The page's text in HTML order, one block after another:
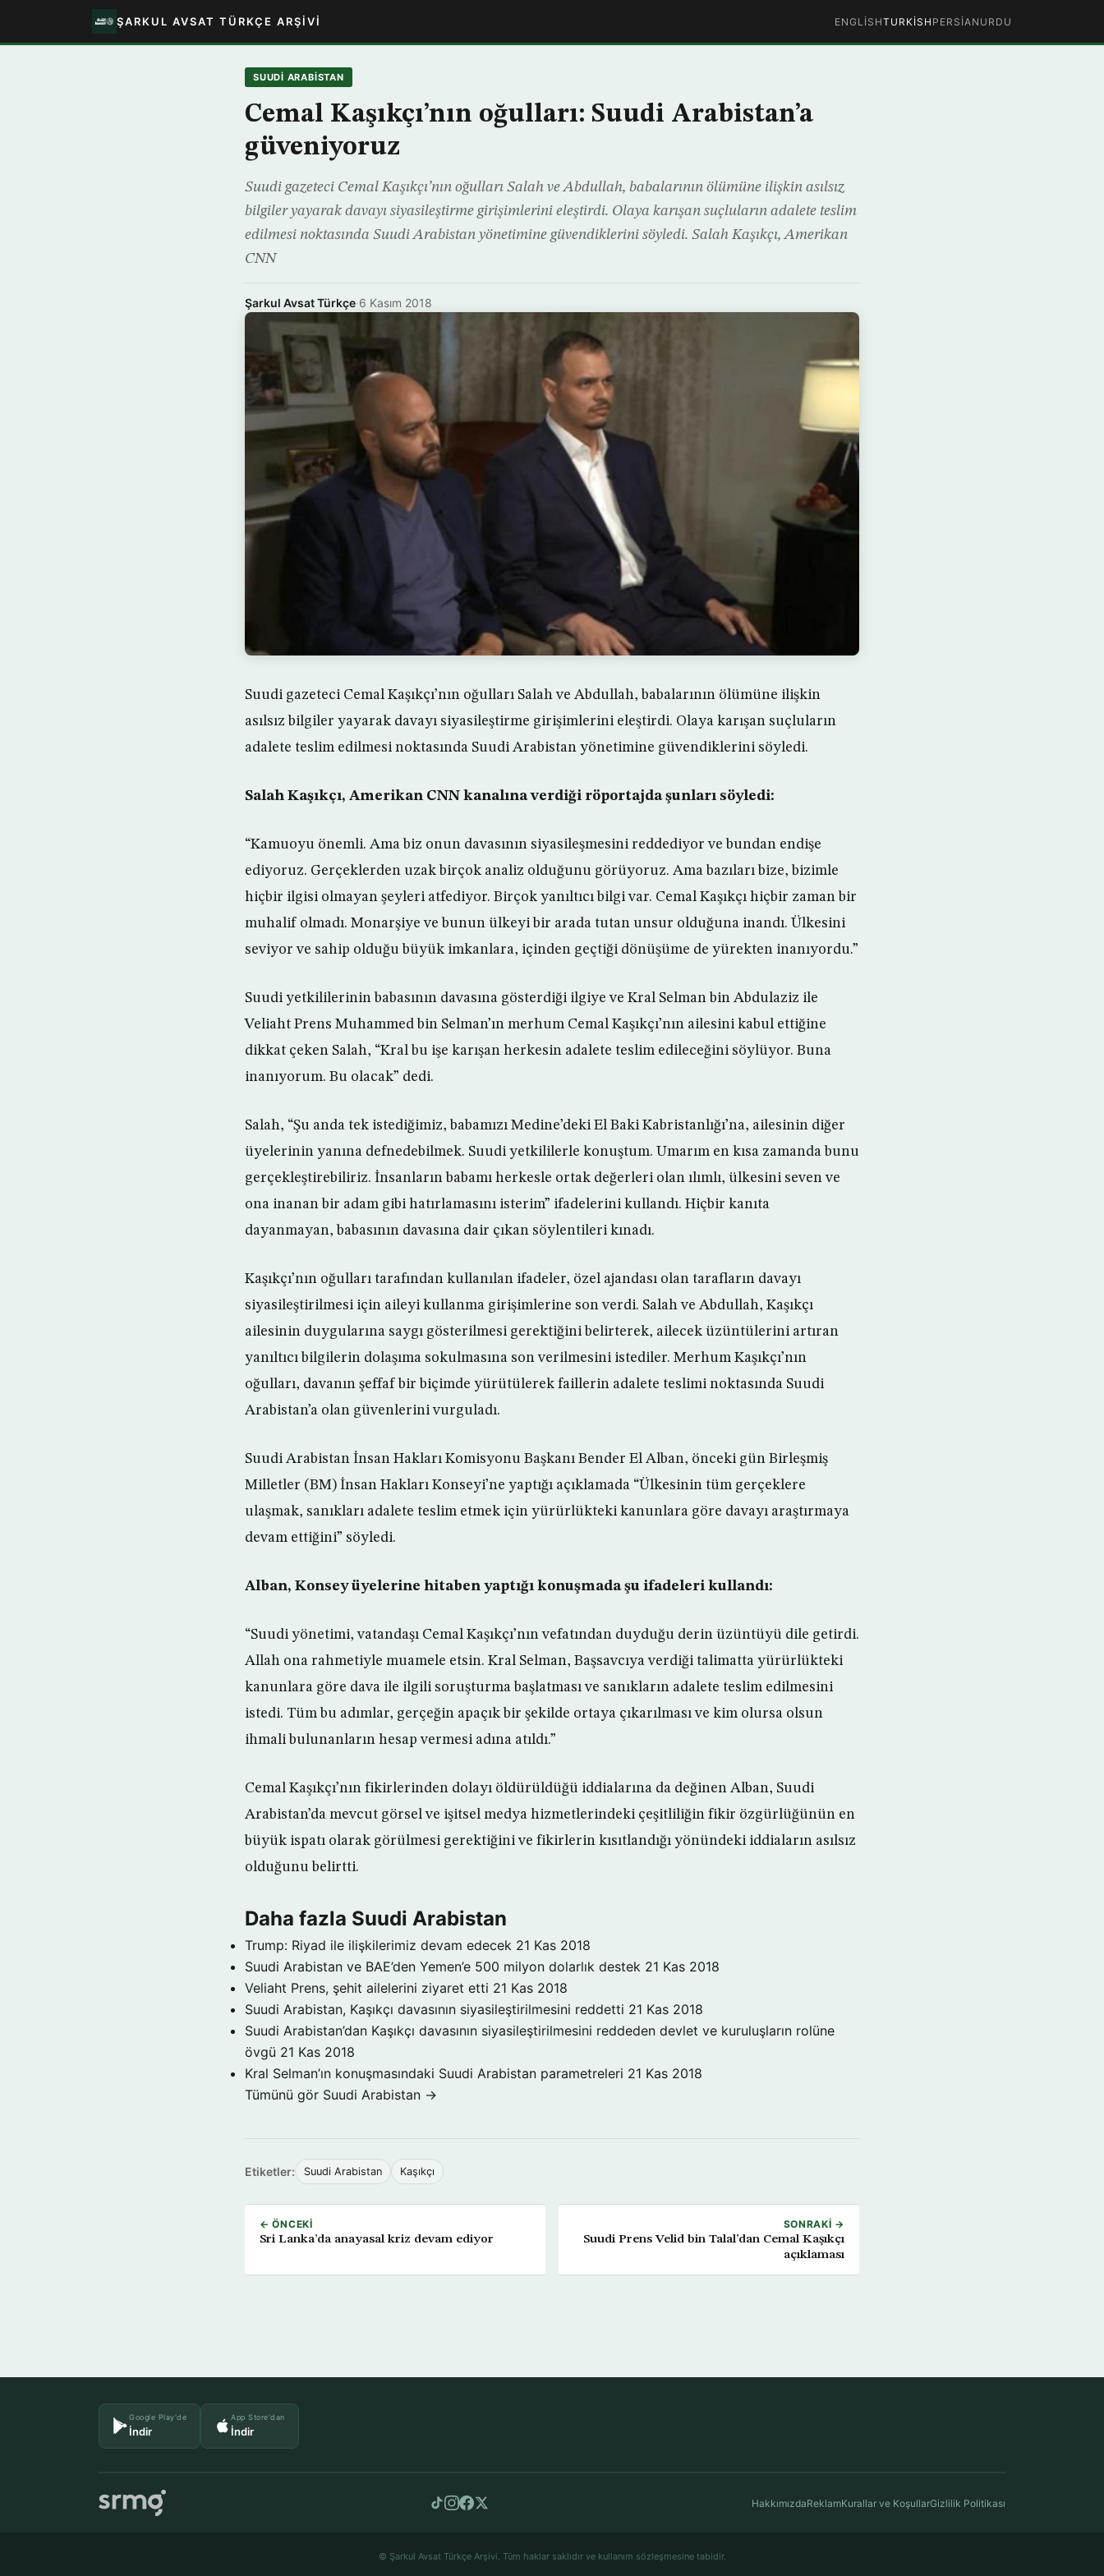
ŞARKUL AVSAT TÜRKÇE ARŞIVI ENGLISHTURKISH PERSIAN URDU
SUUDI ARABISTAN
Cemal Kaşıkçı’nın oğulları: Suudi Arabistan’a
güveniyoruz
Suudi gazeteci Cemal Kaşıkçı’nın oğulları Salah ve Abdullah, babalarının ölümüne ilişkin asılsız
bilgiler yayarak davayı siyasileştirme girişimlerini eleştirdi. Olaya karışan suçluların adalete teslim
edilmesi noktasında Suudi Arabistan yönetimine güvendiklerini söyledi. Salah Kaşıkçı, Amerikan
CNN
Şarkul Avsat Türkçe·6 Kasım 2018
Suudi gazeteci Cemal Kaşıkçı’nın oğulları Salah ve Abdullah, babalarının ölümüne ilişkin
asılsız bilgiler yayarak davayı siyasileştirme girişimlerini eleştirdi. Olaya karışan suçluların
adalete teslim edilmesi noktasında Suudi Arabistan yönetimine güvendiklerini söyledi.
Salah Kaşıkçı, Amerikan CNN kanalına verdiği röportajda şunları söyledi:
“Kamuoyu önemli. Ama biz onun davasının siyasileşmesini reddediyor ve bundan endişe
ediyoruz. Gerçeklerden uzak birçok analiz olduğunu görüyoruz. Ama bazıları bize, bizimle
hiçbir ilgisi olmayan şeyleri atfediyor. Birçok yanıltıcı bilgi var. Cemal Kaşıkçı hiçbir zaman bir
muhalif olmadı. Monarşiye ve bunun ülkeyi bir arada tutan unsur olduğuna inandı. Ülkesini
seviyor ve sahip olduğu büyük imkanlara, içinden geçtiği dönüşüme de yürekten inanıyordu.”
Suudi yetkililerinin babasının davasına gösterdiği ilgiye ve Kral Selman bin Abdulaziz ile
Veliaht Prens Muhammed bin Selman’ın merhum Cemal Kaşıkçı’nın ailesini kabul ettiğine
dikkat çeken Salah, “Kral bu işe karışan herkesin adalete teslim edileceğini söylüyor. Buna
inanıyorum. Bu olacak” dedi.
Salah, “Şu anda tek istediğimiz, babamızı Medine’deki El Baki Kabristanlığı’na, ailesinin diğer
üyelerinin yanına defnedebilmek. Suudi yetkililerle konuştum. Umarım en kısa zamanda bunu
gerçekleştirebiliriz. İnsanların babamı herkesle ortak değerleri olan ılımlı, ülkesini seven ve
ona inanan bir adam gibi hatırlamasını isterim” ifadelerini kullandı. Hiçbir kanıta
dayanmayan, babasının davasına dair çıkan söylentileri kınadı.
Kaşıkçı’nın oğulları tarafından kullanılan ifadeler, özel ajandası olan tarafların davayı
siyasileştirilmesi için aileyi kullanma girişimlerine son verdi. Salah ve Abdullah, Kaşıkçı
ailesinin duygularına saygı gösterilmesi gerektiğini belirterek, ailecek üzüntülerini artıran
yanıltıcı bilgilerin dolaşıma sokulmasına son verilmesini istediler. Merhum Kaşıkçı’nın
oğulları, davanın şeffaf bir biçimde yürütülerek faillerin adalete teslimi noktasında Suudi
Arabistan’a olan güvenlerini vurguladı.
Suudi Arabistan İnsan Hakları Komisyonu Başkanı Bender El Alban, önceki gün Birleşmiş
Milletler (BM) İnsan Hakları Konseyi’ne yaptığı açıklamada “Ülkesinin tüm gerçeklere
ulaşmak, sanıkları adalete teslim etmek için yürürlükteki kanunlara göre davayı araştırmaya
devam ettiğini” söyledi.
Alban, Konsey üyelerine hitaben yaptığı konuşmada şu ifadeleri kullandı:
“Suudi yönetimi, vatandaşı Cemal Kaşıkçı’nın vefatından duyduğu derin üzüntüyü dile getirdi.
Allah ona rahmetiyle muamele etsin. Kral Selman, Başsavcıya verdiği talimatta yürürlükteki
kanunlara göre dava ile ilgili soruşturma başlatması ve sanıkların adalete teslim edilmesini
istedi. Tüm bu adımlar, gerçeğin apaçık bir şekilde ortaya çıkarılması ve kim olursa olsun
ihmali bulunanların hesap vermesi adına atıldı.”
Cemal Kaşıkçı’nın fikirlerinden dolayı öldürüldüğü iddialarına da değinen Alban, Suudi
Arabistan’da mevcut görsel ve işitsel medya hizmetlerindeki çeşitliliğin fikir özgürlüğünün en
büyük ispatı olarak görülmesi gerektiğini ve fikirlerin kısıtlandığı yönündeki iddiaların asılsız
olduğunu belirtti.
Daha fazla Suudi Arabistan
Trump: Riyad ile ilişkilerimiz devam edecek 21 Kas 2018
Suudi Arabistan ve BAE’den Yemen’e 500 milyon dolarlık destek 21 Kas 2018
Veliaht Prens, şehit ailelerini ziyaret etti 21 Kas 2018
Suudi Arabistan, Kaşıkçı davasının siyasileştirilmesini reddetti 21 Kas 2018
Suudi Arabistan’dan Kaşıkçı davasının siyasileştirilmesini reddeden devlet ve kuruluşların rolüne
övgü 21 Kas 2018
Kral Selman’ın konuşmasındaki Suudi Arabistan parametreleri 21 Kas 2018
Tümünü gör Suudi Arabistan →
Etiketler: Suudi Arabistan Kaşıkçı
← ÖNCEKI
Sri Lanka’da anayasal kriz devam ediyor
SONRAKI →
Suudi Prens Velid bin Talal’dan Cemal Kaşıkçı
açıklaması
Google Play'de
İndir
App Store'dan
İndir
HakkımızdaReklamKurallar ve KoşullarGizlilik Politikası
© Şarkul Avsat Türkçe Arşivi. Tüm haklar saklıdır ve kullanım sözleşmesine tabidir.